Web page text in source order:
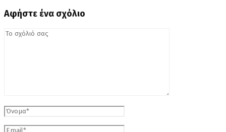
Αφήστε ένα σχόλιο